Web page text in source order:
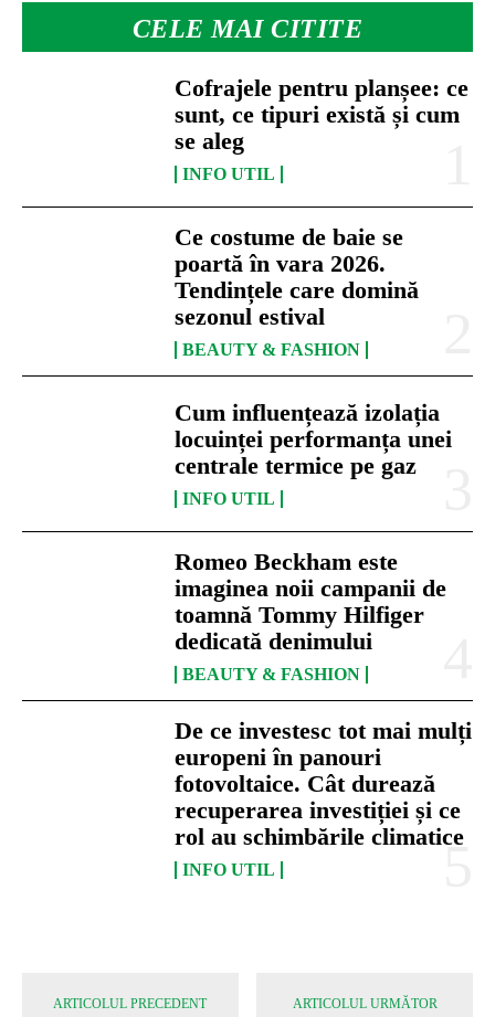
CELE MAI CITITE
Cofrajele pentru planșee: ce
sunt, ce tipuri există și cum
se aleg
INFO UTIL
Ce costume de baie se
poartă în vara 2026.
Tendințele care domină
sezonul estival
BEAUTY & FASHION
Cum influențează izolația
locuinței performanța unei
centrale termice pe gaz
INFO UTIL
Romeo Beckham este
imaginea noii campanii de
toamnă Tommy Hilfiger
dedicată denimului
BEAUTY & FASHION
De ce investesc tot mai mulți
europeni în panouri
fotovoltaice. Cât durează
recuperarea investiției și ce
rol au schimbările climatice
INFO UTIL
ARTICOLUL PRECEDENT ARTICOLUL URMĂTOR